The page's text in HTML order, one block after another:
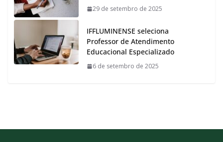
29 de setembro de 2025
IFFLUMINENSE seleciona
Professor de Atendimento
Educacional Especializado
6 de setembro de 2025